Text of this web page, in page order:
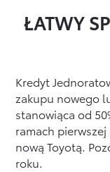
Znajdź Dilera
Bezpieczeństwo
Często
Wirtualny
ŁATWY
Kredyt
zakupu nowego
stanowiąca od
ramach
nową Toyotą.
roku.